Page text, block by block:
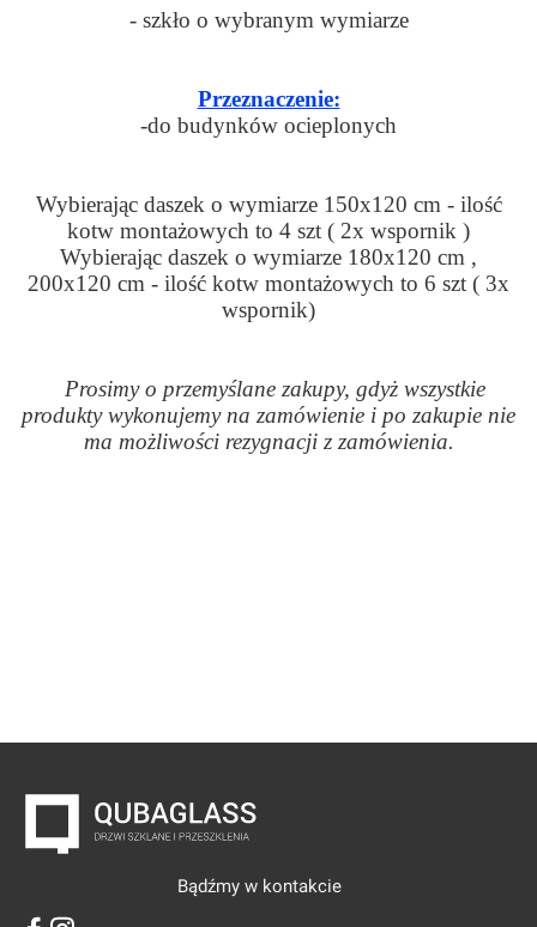
- szkło o wybranym wymiarze
Przeznaczenie:
-do budynków ocieplonych
Wybierając daszek o wymiarze 150x120 cm - ilość
kotw montażowych to 4 szt ( 2x wspornik )
Wybierając daszek o wymiarze 180x120 cm ,
200x120 cm - ilość kotw montażowych to 6 szt ( 3x
wspornik)
Prosimy o przemyślane zakupy, gdyż wszystkie
produkty wykonujemy na zamówienie i po zakupie nie
ma możliwości rezygnacji z zamówienia.
Bądźmy w kontakcie